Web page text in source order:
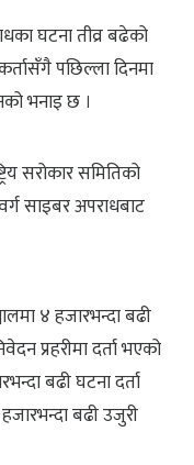
घटना तीव्र बढेको
पछिल्ला दिनमा
भनाइ छ ।
सरोकार समितिको
साइबर अपराधबाट
४ हजारभन्दा बढी
प्रहरीमा दर्ता भएको
बढी घटना दर्ता
बढी उजुरी